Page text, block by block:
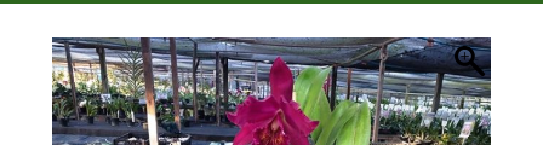
Cachepot de madeira